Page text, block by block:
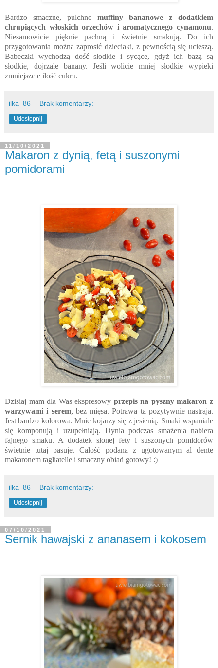
Bardzo smaczne, pulchne muffiny bananowe z dodatkiem
chrupiących włoskich orzechów i aromatycznego cynamonu.
Niesamowicie pięknie pachną i świetnie smakują. Do ich
przygotowania można zaprosić dzieciaki, z pewnością się ucieszą.
Babeczki wychodzą dość słodkie i sycące, gdyż ich bazą są
słodkie, dojrzałe banany. Jeśli wolicie mniej słodkie wypieki
zmniejszcie ilość cukru.
ilka_86 Brak komentarzy:
Udostępnij
11/10/2021
Makaron z dynią, fetą i suszonymi
pomidorami
Dzisiaj mam dla Was ekspresowy przepis na pyszny makaron z
warzywami i serem, bez mięsa. Potrawa ta pozytywnie nastraja.
Jest bardzo kolorowa. Mnie kojarzy się z jesienią. Smaki wspaniale
się komponują i uzupełniają. Dynia podczas smażenia nabiera
fajnego smaku. A dodatek słonej fety i suszonych pomidorów
świetnie tutaj pasuje. Całość podana z ugotowanym al dente
makaronem tagliatelle i smaczny obiad gotowy! :)
ilka_86 Brak komentarzy:
Udostępnij
07/10/2021
Sernik hawajski z ananasem i kokosem